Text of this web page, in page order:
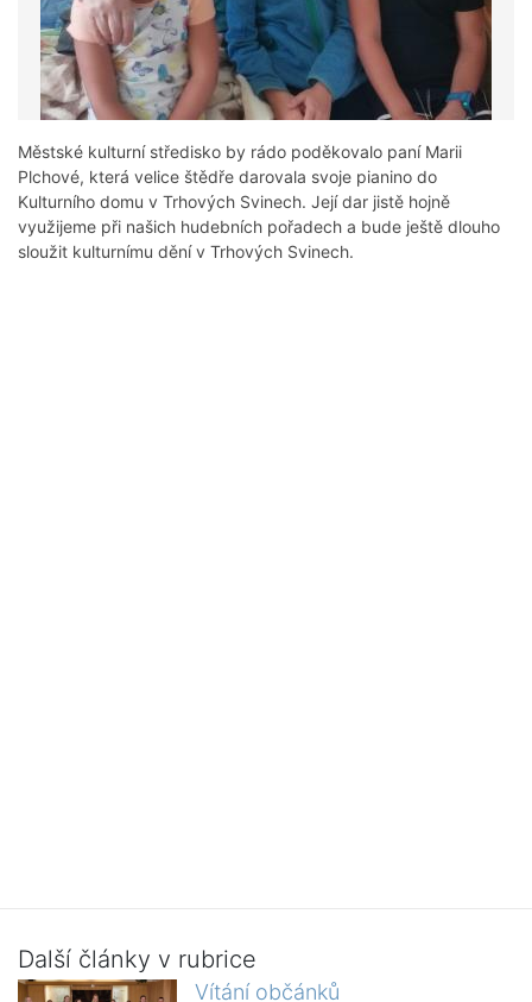
Městské kulturní středisko by rádo poděkovalo paní Marii
Plchové, která velice štědře darovala svoje pianino do
Kulturního domu v Trhových Svinech. Její dar jistě hojně
využijeme při našich hudebních pořadech a bude ještě dlouho
sloužit kulturnímu dění v Trhových Svinech.
Další články v rubrice
Vítání občánků